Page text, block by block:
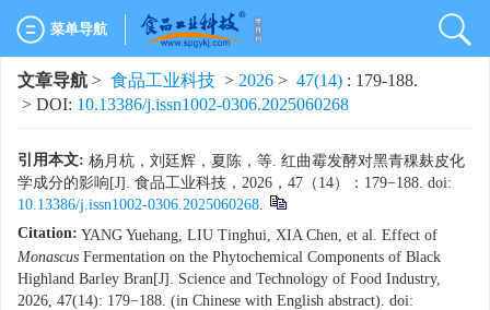
菜单导航
文章导航 > 食品工业科技 > 2026 > 47(14) : 179-188.
> DOI: 10.13386/j.issn1002-0306.2025060268
引用本文: 杨月杭，刘廷辉，夏陈，等. 红曲霉发酵对黑青稞麸皮化
学成分的影响[J]. 食品工业科技，2026，47（14）：179−188. doi:
10.13386/j.issn1002-0306.2025060268.
Citation: YANG Yuehang, LIU Tinghui, XIA Chen, et al. Effect of
Monascus Fermentation on the Phytochemical Components of Black
Highland Barley Bran[J]. Science and Technology of Food Industry,
2026, 47(14): 179−188. (in Chinese with English abstract). doi: